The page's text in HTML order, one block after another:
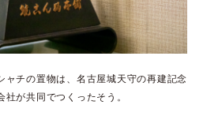
ャチの置物は、名古屋城天守の再建記念
が共同でつくったそう。